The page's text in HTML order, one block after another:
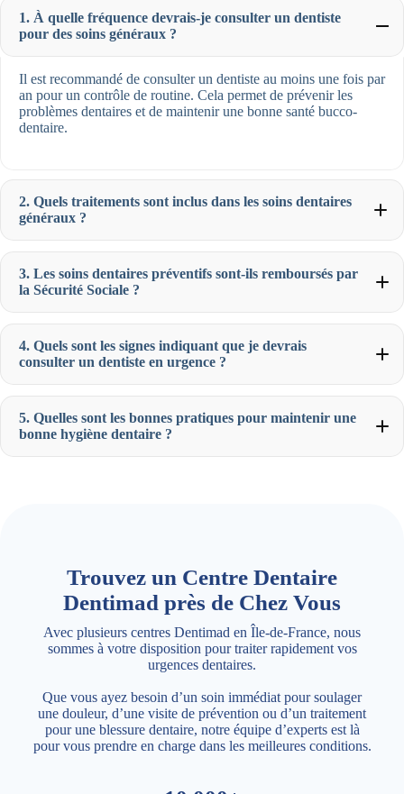
1. À quelle fréquence devrais-je consulter un dentiste
pour des soins généraux ?
Il est recommandé de consulter un dentiste au moins une fois par
an pour un contrôle de routine. Cela permet de prévenir les
problèmes dentaires et de maintenir une bonne santé bucco-
dentaire.
2. Quels traitements sont inclus dans les soins dentaires
généraux ?
3. Les soins dentaires préventifs sont-ils remboursés par
la Sécurité Sociale ?
4. Quels sont les signes indiquant que je devrais
consulter un dentiste en urgence ?
5. Quelles sont les bonnes pratiques pour maintenir une
bonne hygiène dentaire ?
Trouvez un Centre Dentaire
Dentimad près de Chez Vous
Avec plusieurs centres Dentimad en Île-de-France, nous
sommes à votre disposition pour traiter rapidement vos
urgences dentaires.
Que vous ayez besoin d’un soin immédiat pour soulager
une douleur, d’une visite de prévention ou d’un traitement
pour une blessure dentaire, notre équipe d’experts est là
pour vous prendre en charge dans les meilleures conditions.